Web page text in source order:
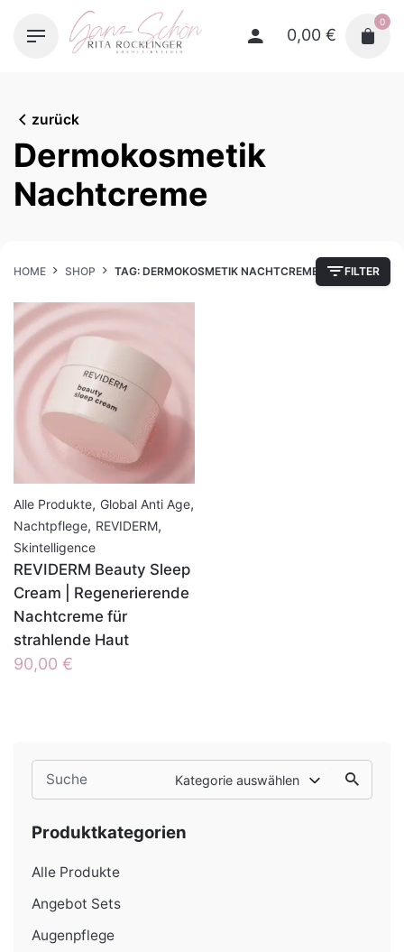
0,00 €
0
zurück
Dermokosmetik
Nachtcreme
HOME SHOP TAG: DERMOKOSMETIK NACHTCREME FILTER
Search
for
Kategorie auswählen
Produktkategorien
Alle Produkte
Angebot Sets
Augenpflege
Alle Produkte, Global Anti Age,
Nachtpflege, REVIDERM,
Skintelligence
REVIDERM Beauty Sleep
Cream | Regenerierende
Nachtcreme für
strahlende Haut
90,00 €